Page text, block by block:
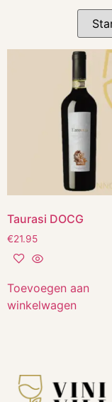
Taurasi DOCG
€21.95
Toevoegen aan
winkelwagen